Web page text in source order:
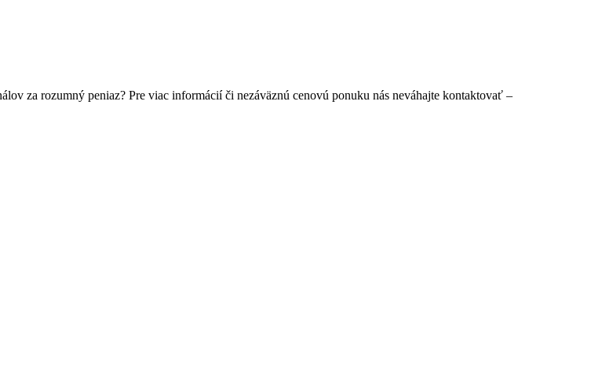
za rozumný peniaz? Pre viac informácií či nezáväznú cenovú ponuku nás neváhajte kontaktovať –